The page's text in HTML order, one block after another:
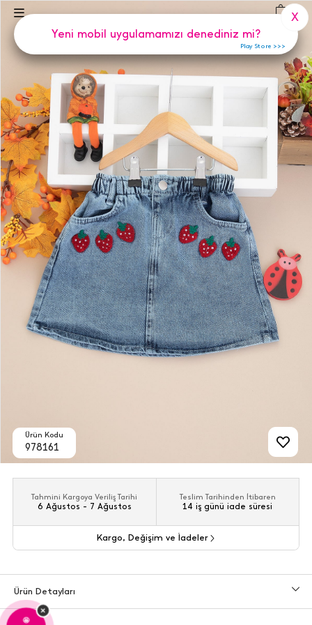
0 )
Ürün Kodu
978161
Tahmini Kargoya Veriliş Tarihi
6 Ağustos - 7 Ağustos
Teslim Tarihinden İtibaren
14 iş günü iade süresi
Kargo, Değişim ve İadeler
Ürün Detayları
🤩
×
Yeni mobil uygulamamızı denediniz mi?
X
Play Store >>>